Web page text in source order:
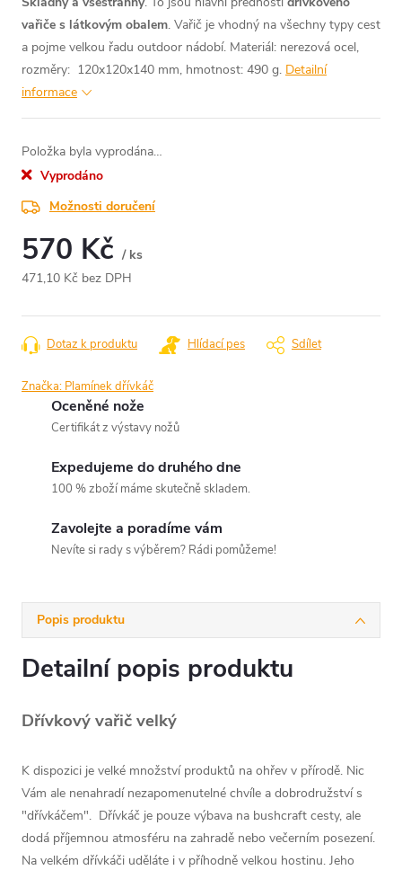
vařiče s látkovým obalem. Vařič je vhodný na všechny typy cest
a pojme velkou řadu outdoor nádobí. Materiál: nerezová ocel,
rozměry: 120x120x140 mm, hmotnost: 490 g. Detailní
informace
Položka byla vyprodána…
Vyprodáno
Možnosti doručení
570 Kč / ks
471,10 Kč bez DPH
cena:
Dotaz k produktu Hlídací pes Sdílet
Značka: Plamínek dřívkáč
Oceněné nože
Certifikát z výstavy nožů
Expedujeme do druhého dne
100 % zboží máme skutečně skladem.
Zavolejte a poradíme vám
Nevíte si rady s výběrem? Rádi pomůžeme!
Popis produktu
Detailní popis produktu
Dřívkový vařič velký
K dispozici je velké množství produktů na ohřev v přírodě. Nic
Vám ale nenahradí nezapomenutelné chvíle a dobrodružství s
"dřívkáčem". Dřívkáč je pouze výbava na bushcraft cesty, ale
dodá příjemnou atmosféru na zahradě nebo večerním posezení.
Na velkém dřívkáči uděláte i v příhodně velkou hostinu. Jeho